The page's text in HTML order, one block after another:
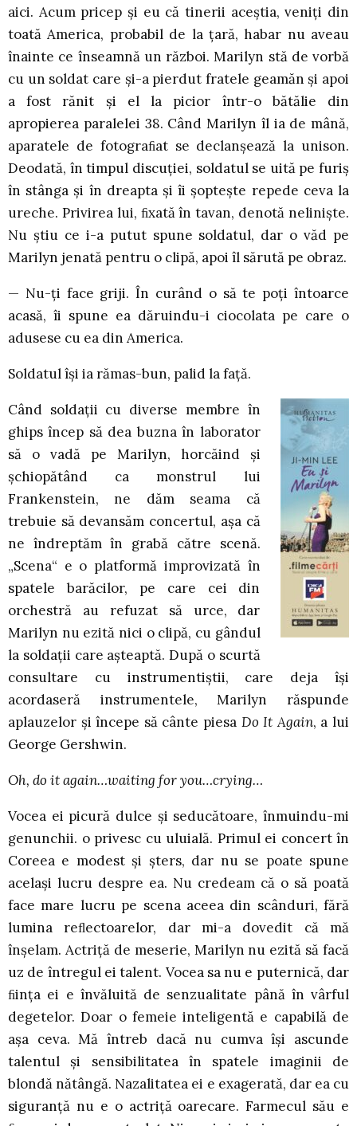
aici. Acum pricep și eu că tinerii aceștia, veniți din
toată America, probabil de la țară, habar nu aveau
înainte ce înseamnă un război. Marilyn stă de vorbă
cu un soldat care și-a pierdut fratele geamăn și apoi
a fost rănit și el la picior într-o bătălie din
apropierea paralelei 38. Când Marilyn îl ia de mână,
aparatele de fotograﬁat se declanșează la unison.
Deodată, în timpul discuției, soldatul se uită pe furiș
în stânga și în dreapta și îi șoptește repede ceva la
ureche. Privirea lui, ﬁxată în tavan, denotă neliniște.
Nu știu ce i-a putut spune soldatul, dar o văd pe
Marilyn jenată pentru o clipă, apoi îl sărută pe obraz.
— Nu-ți face griji. În curând o să te poți întoarce
acasă, îi spune ea dăruindu-i ciocolata pe care o
adusese cu ea din America.
Soldatul își ia rămas-bun, palid la față.
Când soldații cu diverse membre în
ghips încep să dea buzna în laborator
să o vadă pe Marilyn, horcăind și
șchiopătând ca monstrul lui
Frankenstein, ne dăm seama că
trebuie să devansăm concertul, așa că
ne îndreptăm în grabă către scenă.
„Scena“ e o platformă improvizată în
spatele barăcilor, pe care cei din
orchestră au refuzat să urce, dar
Marilyn nu ezită nici o clipă, cu gândul
la soldații care așteaptă. După o scurtă
consultare cu instrumentiștii, care deja își
acordaseră instrumentele, Marilyn răspunde
aplauzelor și începe să cânte piesa Do It Again, a lui
George Gershwin.
Oh, do it again…waiting for you…crying…
Vocea ei picură dulce și seducătoare, înmuindu-mi
genunchii. o privesc cu uluială. Primul ei concert în
Coreea e modest și șters, dar nu se poate spune
același lucru despre ea. Nu credeam că o să poată
face mare lucru pe scena aceea din scânduri, fără
lumina reﬂectoarelor, dar mi-a dovedit că mă
înșelam. Actriță de meserie, Marilyn nu ezită să facă
uz de întregul ei talent. Vocea sa nu e puternică, dar
ﬁința ei e învăluită de senzualitate până în vârful
degetelor. Doar o femeie inteligentă e capabilă de
așa ceva. Mă întreb dacă nu cumva își ascunde
talentul și sensibilitatea în spatele imaginii de
blondă nătângă. Nazalitatea ei e exagerată, dar ea cu
siguranță nu e o actriță oarecare. Farmecul său e